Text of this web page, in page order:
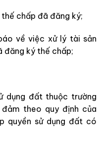
chấp đã đăng ký;
về việc xử lý tài sản
đăng ký thế chấp;
dụng đất thuộc trường
theo quy định của
quyền sử dụng đất có